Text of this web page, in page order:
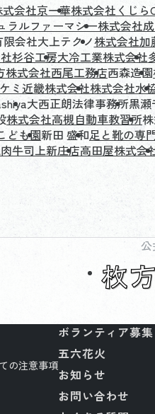
会社京一華株式会社くじら
ラルファーマシー株式会社
限会社大上テクノ株式会社加
杉谷工房大冷工業株式会社
株式会社西尾工務店西森造園
ミ近畿株式会社株式会社水
大西正朗法律事務所黒瀬
株式会社高槻自動車教習所
ども園新田 盛和足と靴の専
牛司上新庄店高田屋株式会
の注意事項
ボランティア募集
五六花火
お知らせ
お問い合わせ